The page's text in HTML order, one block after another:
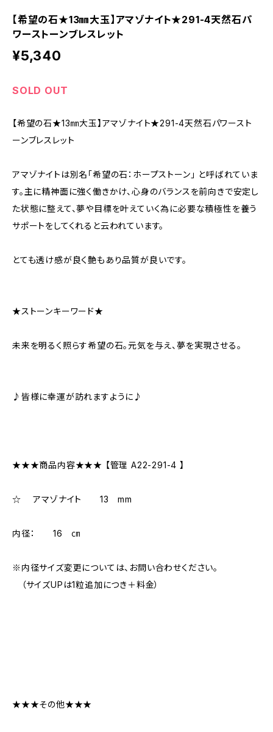
【希望の石★13㎜大玉】アマゾナイト★291-4天然石パ
ワーストーンブレスレット
¥5,340
SOLD OUT
【希望の石★13㎜大玉】アマゾナイト★291-4天然石パワースト
ーンブレスレット
アマゾナイトは別名「希望の石：ホープストーン」 と呼ばれていま
す。主に精神面に強く働きかけ、心身のバランスを前向きで安定し
た状態に整えて、夢や目標を叶えていく為に必要な積極性を養う
サポートをしてくれると云われています。
とても透け感が良く艶もあり品質が良いです。
★ストーンキーワード★
未来を明るく照らす希望の石。元気を与え、夢を実現させる。
♪皆様に幸運が訪れますように♪
★★★商品内容★★★ 【管理 A22-291-4 】
☆ アマゾナイト 13 mm
内径： 16 ㎝
※内径サイズ変更については、お問い合わせください。
（サイズUPは1粒追加につき＋料金）
★★★その他★★★